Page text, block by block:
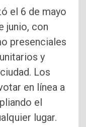
el 6 de mayo
junio, con
presenciales
y
Los
en línea a
el
lugar.